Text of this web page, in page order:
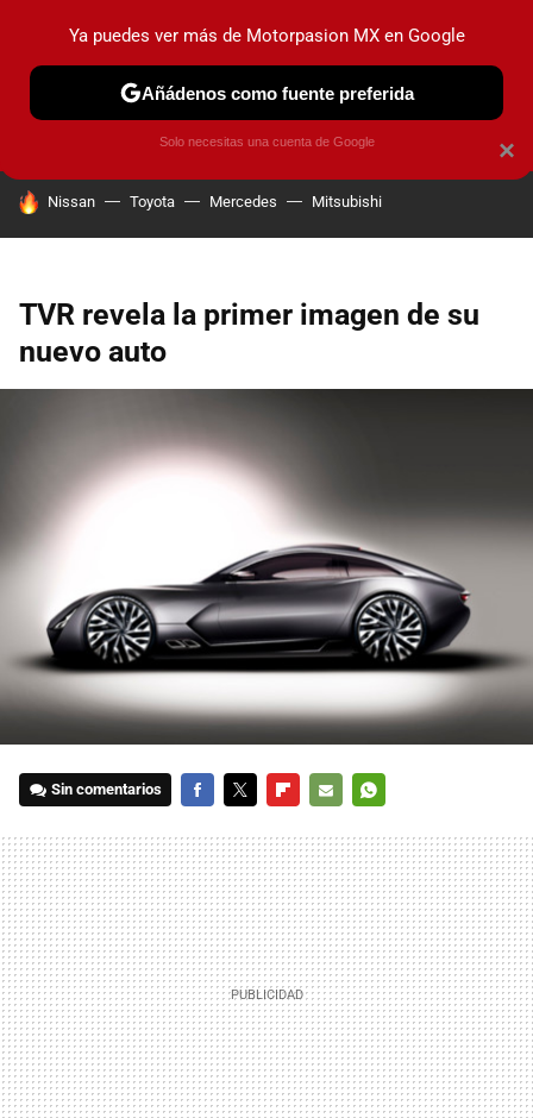
PRUEBAS INDUSTRIA HOY NO CIRCULA
HOY SE HABLA DE
Nissan Toyota Mercedes Mitsubishi
TVR revela la primer imagen de su
nuevo auto
Sin comentarios
MAIL
×
Ya puedes ver más de Motorpasion MX en Google
Añádenos como fuente preferida
Solo necesitas una cuenta de Google